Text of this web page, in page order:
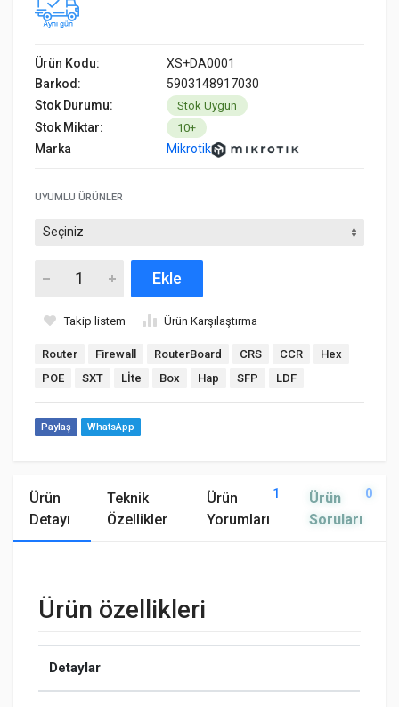
Ürün Kodu:
XS+DA0001
Barkod:
5903148917030
Stok Durumu:
Stok Uygun
Stok Miktar: 10+
Marka Mikrotik
UYUMLU ÜRÜNLER
Ekle
Takip listem Ürün Karşılaştırma
Router Firewall RouterBoard CRS CCR
Hex
POE
SXT Lİte Box Hap SFP LDF
Paylaş WhatsApp
Ürün
Detayı
Teknik
Özellikler
Ürün
Yorumları
1
Ürün
Soruları
0
Ürün özellikleri
Detaylar